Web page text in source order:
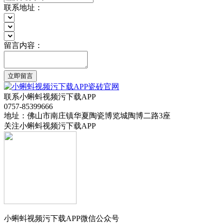
联系地址：
留言内容：
立即留言
联系小蝌蚪视频污下载APP
0757-85399666
地址：佛山市南庄镇华夏陶瓷博览城陶博二路3座
关注小蝌蚪视频污下载APP
小蝌蚪视频污下载APP微信公众号